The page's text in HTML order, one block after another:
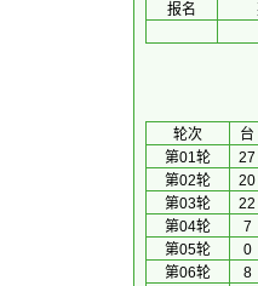
报名
轮次 台
第01轮
27
第02轮
20
第03轮
22
第04轮
7
第05轮
0
第06轮
8